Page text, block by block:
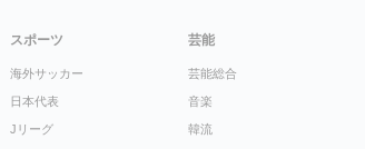
スポーツ
海外サッカー
日本代表
Jリーグ
芸能
芸能総合
音楽
韓流